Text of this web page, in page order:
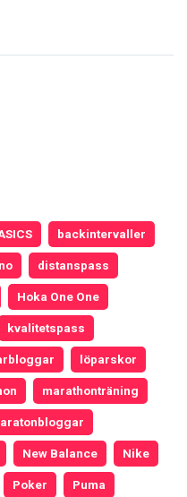
backintervaller
distanspass
Hoka One One
kvalitetspass
löparskor
marathonträning
New Balance Nike
Poker Puma